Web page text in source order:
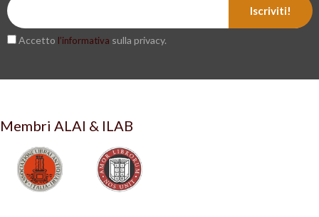
Iscriviti!
Accetto l’informativa sulla privacy.
Membri ALAI & ILAB